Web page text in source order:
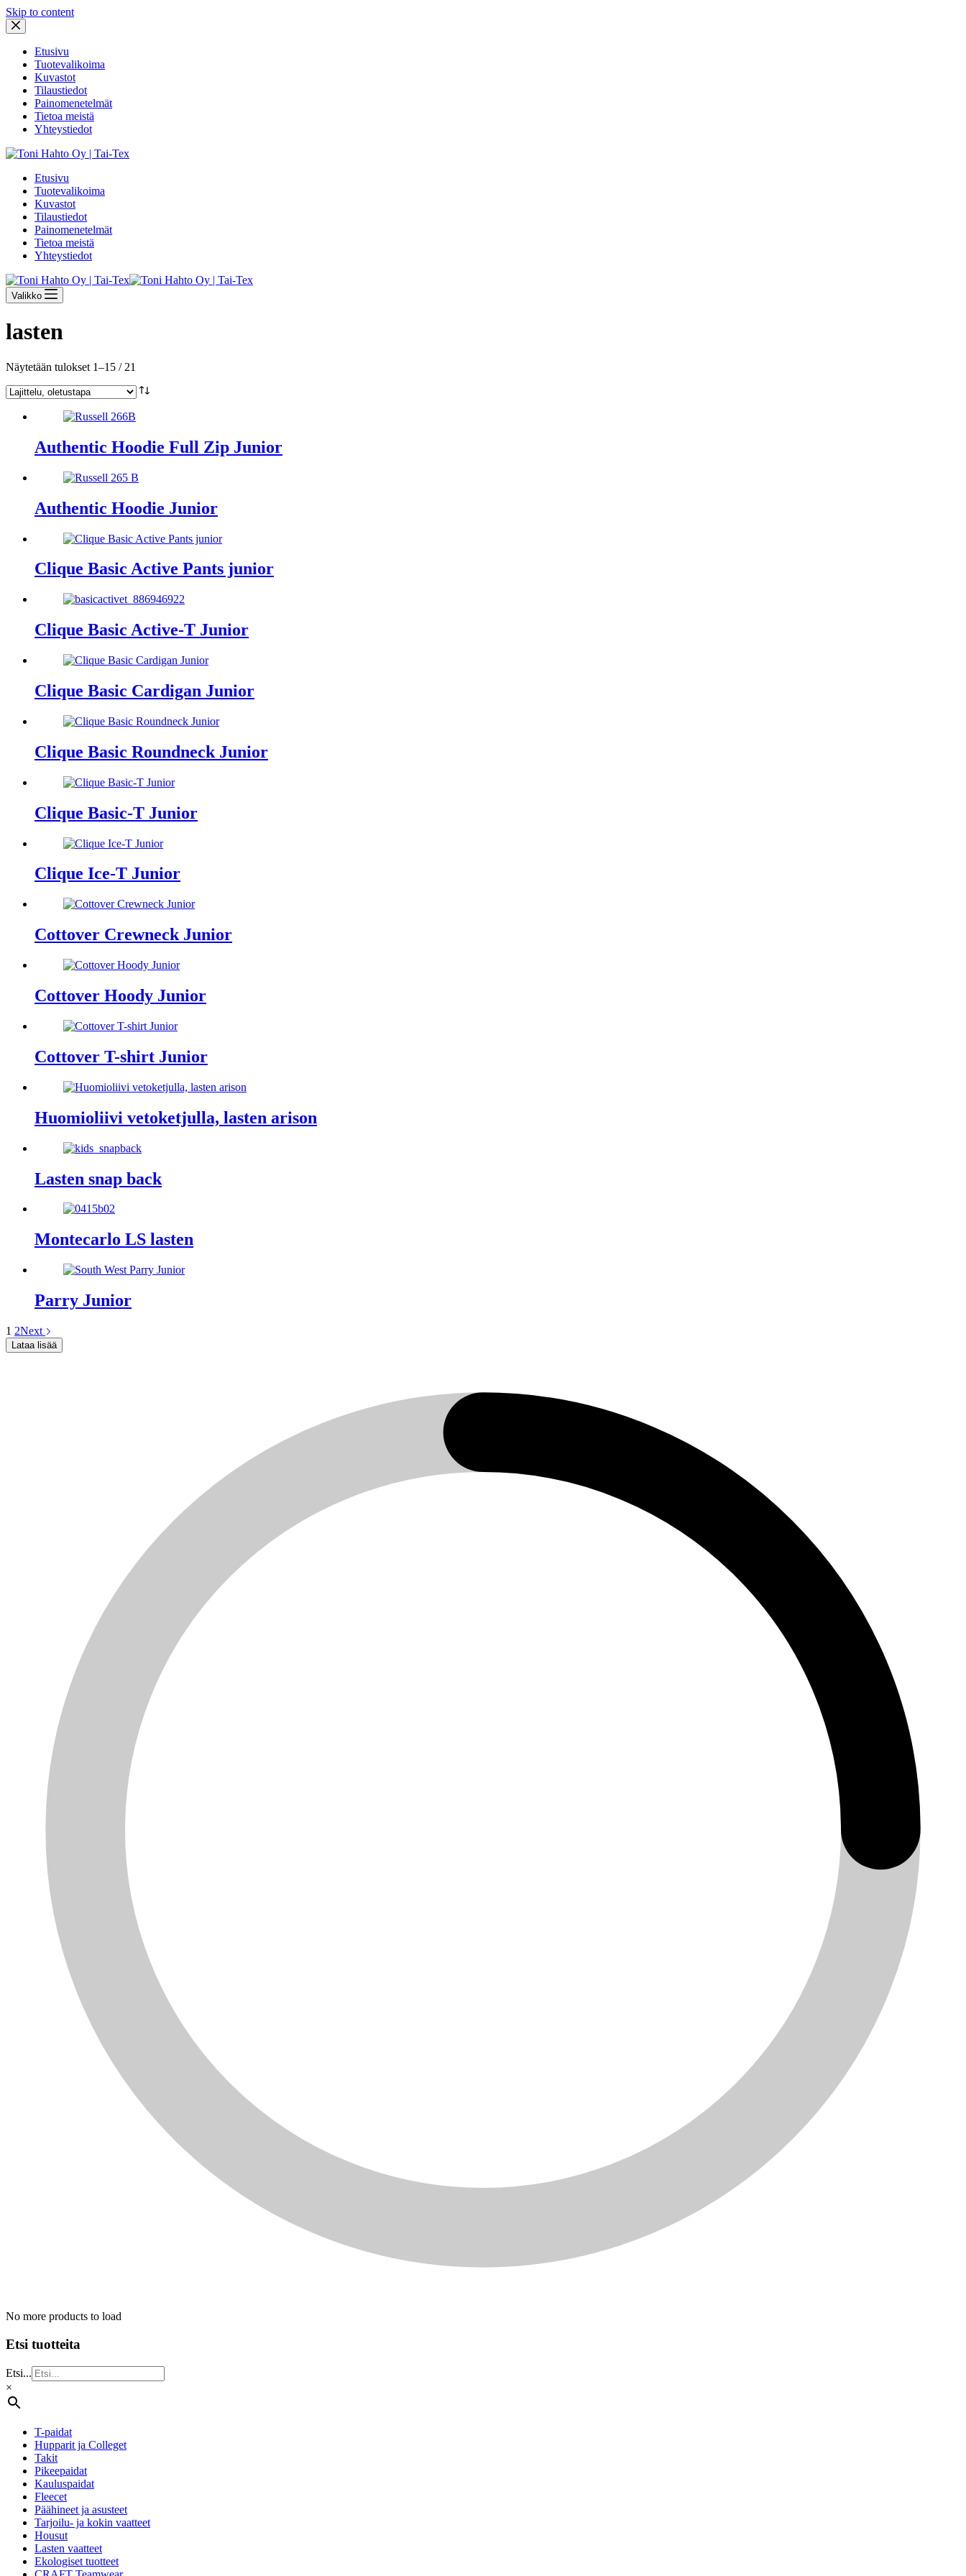
Skip to content
Etusivu
Tuotevalikoima
Kuvastot
Tilaustiedot
Painomenetelmät
Tietoa meistä
Yhteystiedot
Etusivu
Tuotevalikoima
Kuvastot
Tilaustiedot
Painomenetelmät
Tietoa meistä
Yhteystiedot
Valikko
lasten
Näytetään tulokset 1–15 / 21
Authentic Hoodie Full Zip Junior
Authentic Hoodie Junior
Clique Basic Active Pants junior
Clique Basic Active-T Junior
Clique Basic Cardigan Junior
Clique Basic Roundneck Junior
Clique Basic-T Junior
Clique Ice-T Junior
Cottover Crewneck Junior
Cottover Hoody Junior
Cottover T-shirt Junior
Huomioliivi vetoketjulla, lasten arison
Lasten snap back
Montecarlo LS lasten
Parry Junior
1 2Next
Lataa lisää
No more products to load
Etsi tuotteita
Etsi...
×
T-paidat
Hupparit ja Colleget
Takit
Pikeepaidat
Kauluspaidat
Fleecet
Päähineet ja asusteet
Tarjoilu- ja kokin vaatteet
Housut
Lasten vaatteet
Ekologiset tuotteet